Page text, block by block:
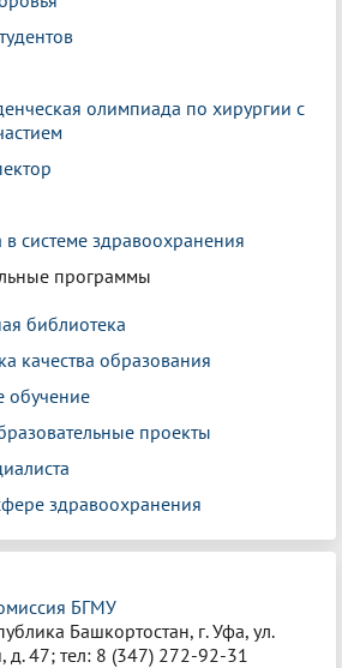
олимпиада по хирургии с
системе здравоохранения
программы
библиотека
качества образования
обучение
проекты
здравоохранения
БГМУ
Башкортостан, г. Уфа, ул.
д. 47; тел: 8 (347) 272-92-31